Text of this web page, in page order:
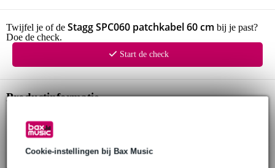
Cookie-instellingen bij Bax Music
Twijfel je of de Stagg SPC060 patchkabel 60 cm bij je past?
Doe de check.
Start de check
Productinformatie
Stagg patchkabel
type: SPC060
rechte pluggen